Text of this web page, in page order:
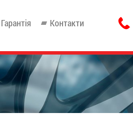
Гарантія Контакти